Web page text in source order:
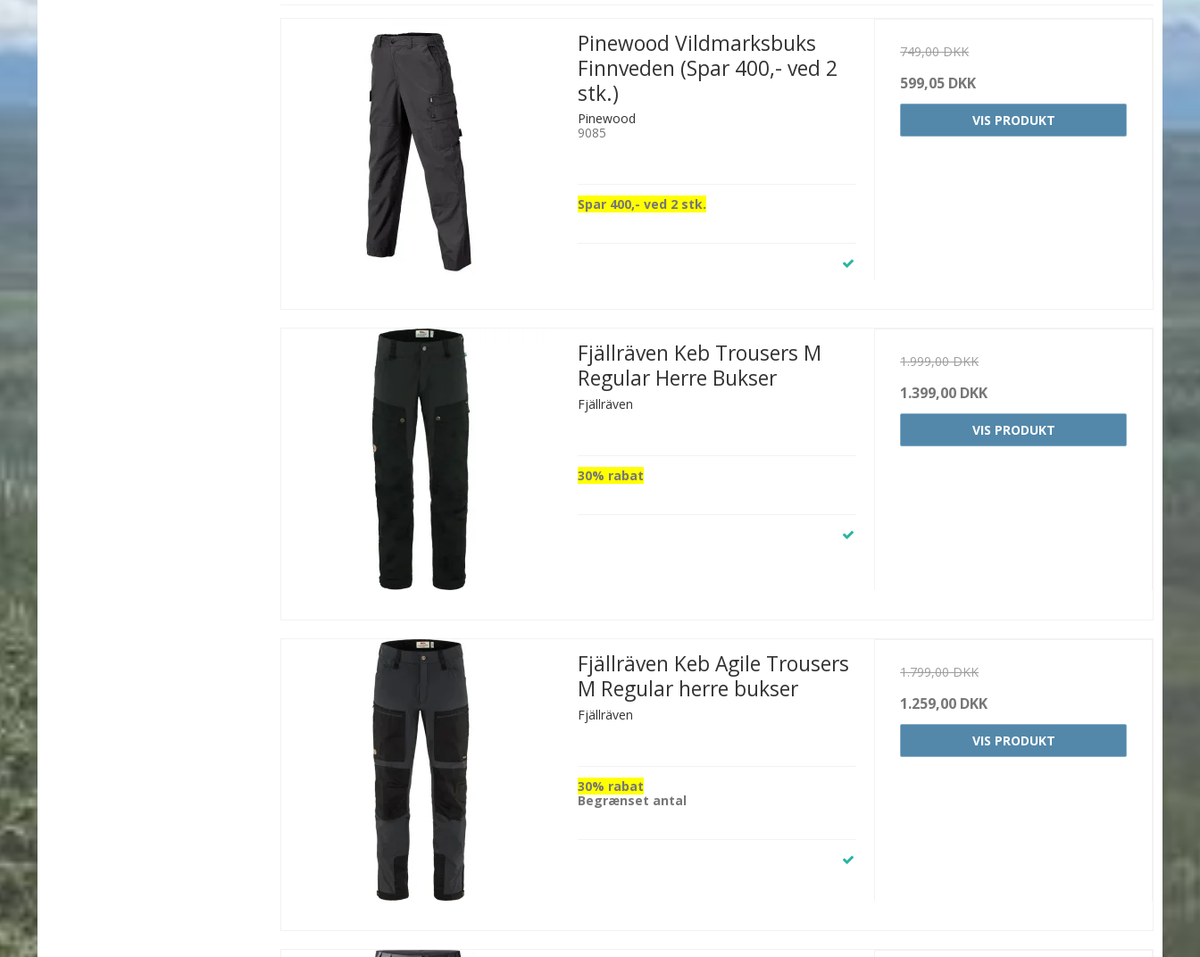
Pinewood Vildmarksbuks
Finnveden (Spar 400,- ved 2
stk.)
Pinewood
9085
Spar 400,- ved 2 stk.
749,00 DKK
599,05 DKK
VIS PRODUKT
Fjällräven Keb Trousers M
Regular Herre Bukser
Fjällräven
30% rabat
1.999,00 DKK
1.399,00 DKK
VIS PRODUKT
Fjällräven Keb Agile Trousers
M Regular herre bukser
Fjällräven
30% rabat
Begrænset antal
1.799,00 DKK
1.259,00 DKK
VIS PRODUKT